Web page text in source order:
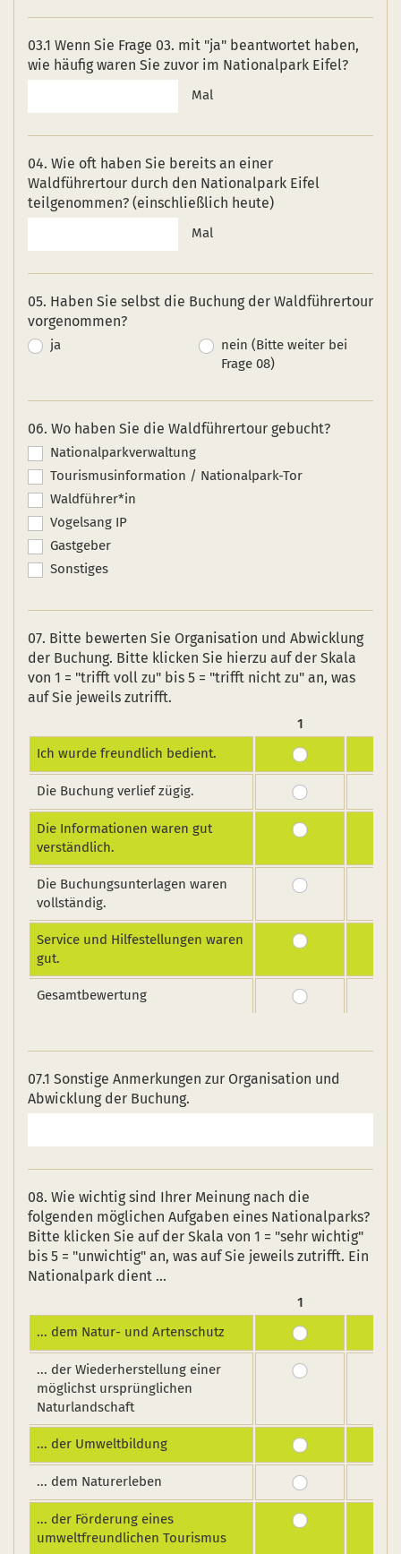
03.1 Wenn Sie Frage 03. mit "ja" beantwortet haben,
wie häufig waren Sie zuvor im Nationalpark Eifel?
Mal
04. Wie oft haben Sie bereits an einer
Waldführertour durch den Nationalpark Eifel
teilgenommen? (einschließlich heute)
Mal
05. Haben Sie selbst die Buchung der Waldführertour
vorgenommen?
ja
nein (Bitte weiter bei
Frage 08)
06. Wo haben Sie die Waldführertour gebucht?
Nationalparkverwaltung
Tourismusinformation / Nationalpark-Tor
Waldführer*in
Vogelsang IP
Gastgeber
Sonstiges
07. Bitte bewerten Sie Organisation und Abwicklung
der Buchung. Bitte klicken Sie hierzu auf der Skala
von 1 = "trifft voll zu" bis 5 = "trifft nicht zu" an, was
auf Sie jeweils zutrifft.
1
Ich wurde freundlich bedient.
Die Buchung verlief zügig.
Die Informationen waren gut
verständlich.
Die Buchungsunterlagen waren
vollständig.
Service und Hilfestellungen waren
gut.
Gesamtbewertung
07.1 Sonstige Anmerkungen zur Organisation und
Abwicklung der Buchung.
08. Wie wichtig sind Ihrer Meinung nach die
folgenden möglichen Aufgaben eines Nationalparks?
Bitte klicken Sie auf der Skala von 1 = "sehr wichtig"
bis 5 = "unwichtig" an, was auf Sie jeweils zutrifft. Ein
Nationalpark dient ...
1
... dem Natur- und Artenschutz
... der Wiederherstellung einer
möglichst ursprünglichen
Naturlandschaft
... der Umweltbildung
... dem Naturerleben
... der Förderung eines
umweltfreundlichen Tourismus